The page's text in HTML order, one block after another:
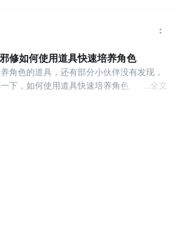
修如何使用道具快速培养角色
角色的道具，还有部分小伙伴没有发现，
下，如何使用道具快速培养角色。
提升】
雄还是幸存者，在属性详情界面，左侧的
号，点击可使用属性书提升属性。
进阶】
属性详情界面，点击职业旁的“+”号，可使
注意，英雄是没有这个“+”号
全文